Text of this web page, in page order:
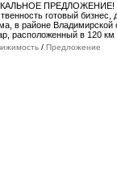
ПРЕДЛОЖЕНИЕ!
готовый бизнес,
в районе Владимирской
расположенный в 120
/ Предложение